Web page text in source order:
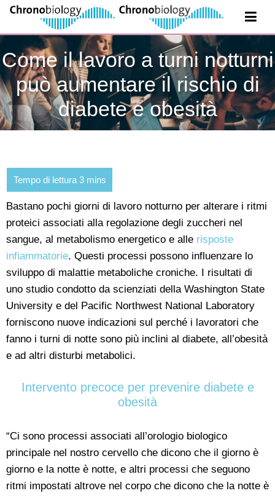
Come il lavoro a turni notturni
può aumentare il rischio di
diabete e obesità
Bastano pochi giorni di lavoro notturno per alterare i ritmi
proteici associati alla regolazione degli zuccheri nel
sangue, al metabolismo energetico e alle risposte
infiammatorie. Questi processi possono influenzare lo
sviluppo di malattie metaboliche croniche. I risultati di
uno studio condotto da scienziati della Washington State
University e del Pacific Northwest National Laboratory
forniscono nuove indicazioni sul perché i lavoratori che
fanno i turni di notte sono più inclini al diabete, all’obesità
e ad altri disturbi metabolici.
Intervento precoce per prevenire diabete e
obesità
“Ci sono processi associati all’orologio biologico
principale nel nostro cervello che dicono che il giorno è
giorno e la notte è notte, e altri processi che seguono
ritmi impostati altrove nel corpo che dicono che la notte è